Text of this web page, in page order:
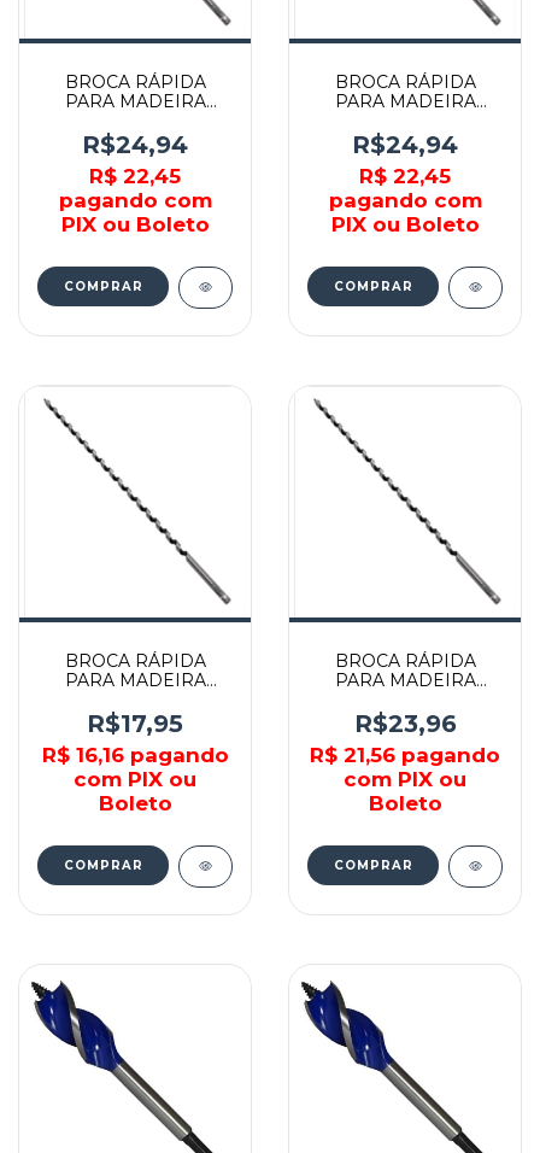
BROCA RÁPIDA
PARA MADEIRA
TEVWA18235 - TEVA
R$24,94
R$ 22,45
pagando com
PIX ou Boleto
COMPRAR
BROCA RÁPIDA
PARA MADEIRA
TEVWA12235 - TEVA
R$24,94
R$ 22,45
pagando com
PIX ou Boleto
COMPRAR
BROCA RÁPIDA
PARA MADEIRA
TEVWA16235 - TEVA
R$17,95
R$ 16,16pagando
com PIX ou
Boleto
COMPRAR
BROCA RÁPIDA
PARA MADEIRA
TEVWA14235 - TEVA
R$23,96
R$ 21,56 pagando
com PIX ou
Boleto
COMPRAR